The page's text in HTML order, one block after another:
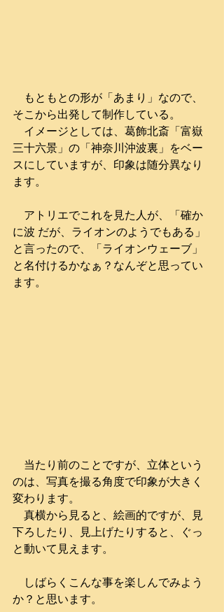
もともとの形が「あまり」なので、
そこから出発して制作している。
イメージとしては、葛飾北斎「富嶽
三十六景」の「神奈川沖波裏」をベー
スにしていますが、印象は随分異なり
ます。
アトリエでこれを見た人が、「確か
に波 だが、ライオンのようでもある」
と言ったので、「ライオンウェーブ」
と名付けるかなぁ？なんぞと思ってい
ます。
当たり前のことですが、立体という
のは、写真を撮る角度で印象が大きく
変わります。
真横から見ると、絵画的ですが、見
下ろしたり、見上げたりすると、ぐっ
と動いて見えます。
しばらくこんな事を楽しんでみよう
か？と思います。